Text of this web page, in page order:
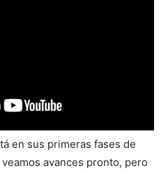
en sus primeras fases de
avances pronto, pero